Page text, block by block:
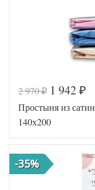
Код товара
546-
Артикул
Ткань
Размер
простыни
Производитель
2 970₽ 1 942 ₽
Простыня из
140х200
-35%